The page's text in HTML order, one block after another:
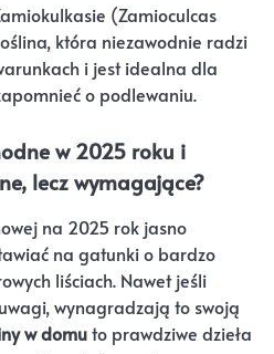
(Zamioculcas
która niezawodnie radzi
i jest idealna dla
o podlewaniu.
w 2025 roku i
lecz wymagające?
na 2025 rok jasno
na gatunki o bardzo
liściach. Nawet jeśli
wynagradzają to swoją
w domuto prawdziwe dzieła